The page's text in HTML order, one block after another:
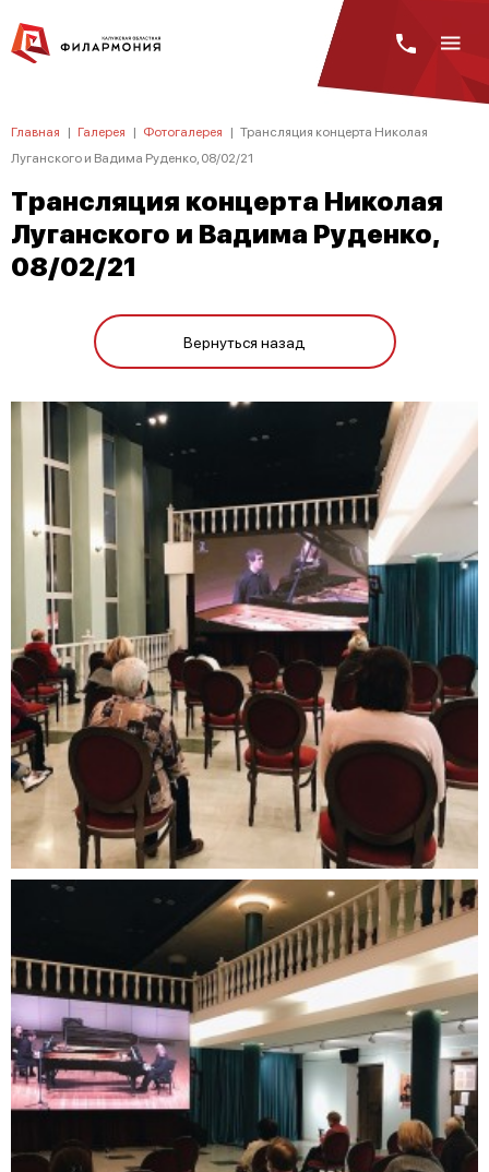
Главная | Галерея | Фотогалерея | Трансляция концерта Николая
Луганского и Вадима Руденко, 08/02/21
Трансляция концерта Николая
Луганского и Вадима Руденко,
08/02/21
Вернуться назад